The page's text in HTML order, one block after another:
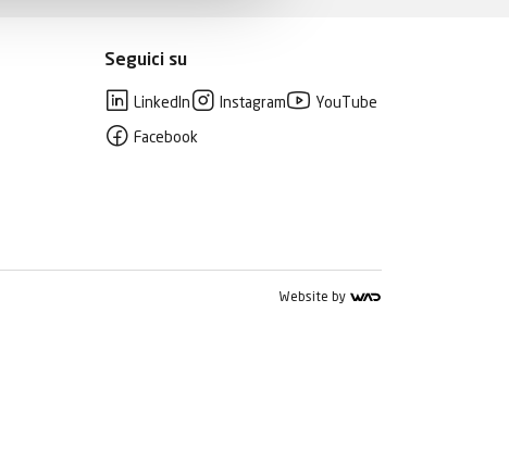
Seguici su
LinkedIn Instagram
YouTube
Facebook
Website by